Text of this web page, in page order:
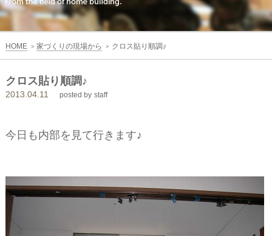
コ
ー
ポ
レ
ー
ョ
HOME > 家づくりの現場から > クロス貼り順調♪
クロス貼り順調♪
2013.04.11 posted by staff
今日も内部を見て行きます♪